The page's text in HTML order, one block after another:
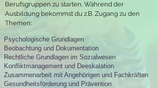
Berufsgruppen zu starten. Während der
Ausbildung bekommst du z.B. Zugang zu den
Themen:
Psychologische Grundlagen
Beobachtung und Dokumentation
Rechtliche Grundlagen im Sozialwesen
Konfliktmanagement und Deeskalation
Zusammenarbeit mit Angehörigen und Fachkräften
Gesundheitsförderung und Prävention